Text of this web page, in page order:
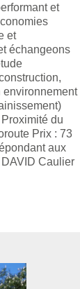
et
et
échangeons
environnement
du
Prix : 73
aux
Caulier